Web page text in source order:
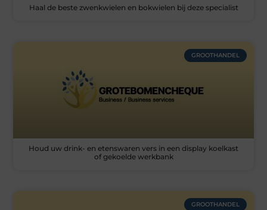
Haal de beste zwenkwielen en bokwielen bij deze specialist
GROOTHANDEL
Houd uw drink- en etenswaren vers in een display koelkast
of gekoelde werkbank
GROOTHANDEL